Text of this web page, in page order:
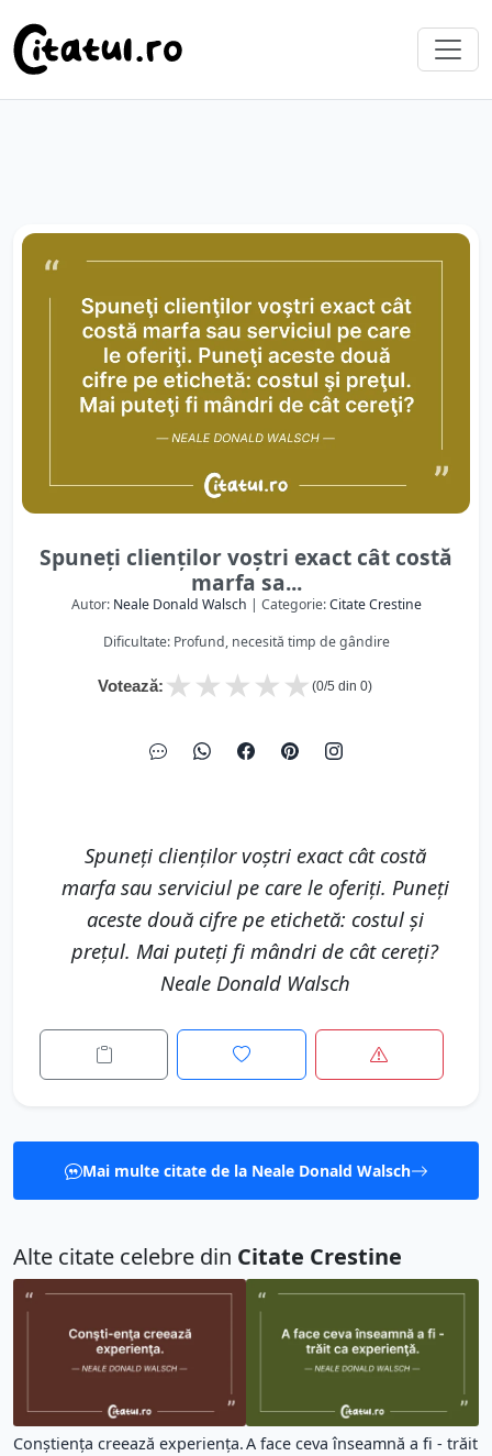
Spuneţi clienţilor voştri exact cât costă
marfa sa...
Autor: Neale Donald Walsch | Categorie:Citate Crestine
Dificultate: Profund, necesită timp de gândire
Votează: ★
★
★
★
★ (0/5 din 0)
Spuneţi clienţilor voştri exact cât costă
marfa sau serviciul pe care le oferiţi. Puneţi
aceste două cifre pe etichetă: costul şi
preţul. Mai puteţi fi mândri de cât cereţi?
Neale Donald Walsch
Mai multe citate de la Neale Donald Walsch
Alte citate celebre din Citate Crestine
Conşti­enţa creează experienţa.A face ceva înseamnă a fi - trăit